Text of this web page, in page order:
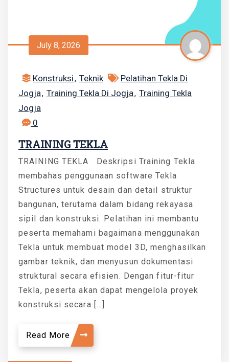
July 8, 2026
Konstruksi, Teknik
Pelatihan Tekla Di
Jogja, Training Tekla Di Jogja, Training Tekla
Jogja
0
TRAINING TEKLA
TRAINING TEKLA Deskripsi Training Tekla
membahas penggunaan software Tekla
Structures untuk desain dan detail struktur
bangunan, terutama dalam bidang rekayasa
sipil dan konstruksi. Pelatihan ini membantu
peserta memahami bagaimana menggunakan
Tekla untuk membuat model 3D, menghasilkan
gambar teknik, dan menyusun dokumentasi
struktural secara efisien. Dengan fitur-fitur
Tekla, peserta akan dapat mengelola proyek
konstruksi secara […]
Read More